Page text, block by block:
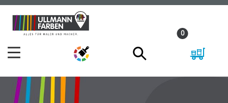
Zum
Inhalt
Zum
Navigationsmenü
0